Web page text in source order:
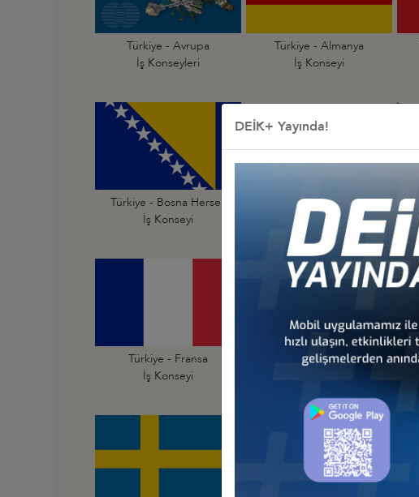
Türkiye - Avrupa
İş Konseyleri
Türkiye - Almanya
İş Konseyi
Türkiye - Bosna Hersek
İş Konseyi
Türkiye - Bulgaristan
İş Konseyi
Türkiye - Fransa
İş Konseyi
Türkiye - Hırvatistan
DEİK+ Yayında!